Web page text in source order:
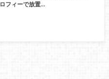
ロフィーで放置…